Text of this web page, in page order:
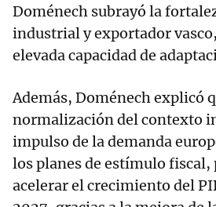
Doménech subrayó la
industrial y exportador
elevada capacidad de
Además, Doménech explicó
normalización del contexto
impulso de la demanda
los planes de estímulo
acelerar el crecimiento del